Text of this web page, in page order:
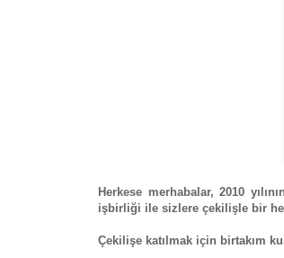
Herkese merhabalar, 2010
işbirliği ile sizlere çekilişle bir
Çekilişe katılmak için birtakım